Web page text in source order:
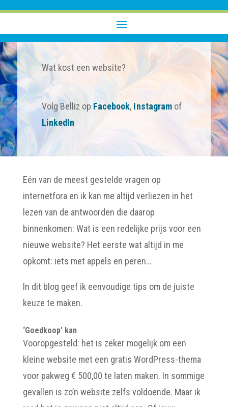
Wat kost een website?
Volg Belliz op Facebook, Instagram of
LinkedIn
Eén van de meest gestelde vragen op
internetfora en ik kan me altijd verliezen in het
lezen van de antwoorden die daarop
binnenkomen: Wat is een redelijke prijs voor een
nieuwe website? Het eerste wat altijd in me
opkomt: iets met appels en peren…
In dit blog geef ik eenvoudige tips om de juiste
keuze te maken.
‘Goedkoop’ kan
Vooropgesteld: het is zeker mogelijk om een
kleine website met een gratis WordPress-thema
voor pakweg € 500,00 te laten maken. In sommige
gevallen is zo’n website zelfs voldoende. Maar ik